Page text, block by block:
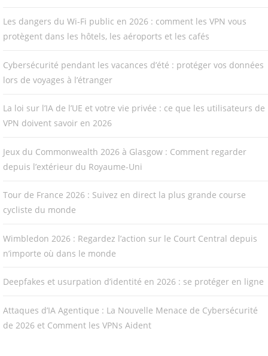
Les dangers du Wi-Fi public en 2026 : comment les VPN vous
protègent dans les hôtels, les aéroports et les cafés
Cybersécurité pendant les vacances d’été : protéger vos données
lors de voyages à l’étranger
La loi sur l’IA de l’UE et votre vie privée : ce que les utilisateurs de
VPN doivent savoir en 2026
Jeux du Commonwealth 2026 à Glasgow : Comment regarder
depuis l’extérieur du Royaume-Uni
Tour de France 2026 : Suivez en direct la plus grande course
cycliste du monde
Wimbledon 2026 : Regardez l’action sur le Court Central depuis
n’importe où dans le monde
Deepfakes et usurpation d’identité en 2026 : se protéger en ligne
Attaques d’IA Agentique : La Nouvelle Menace de Cybersécurité
de 2026 et Comment les VPNs Aident